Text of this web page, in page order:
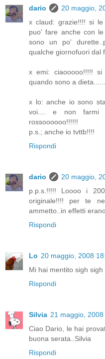
dario
20 maggio,
x claud: grazie!!!! si
puo' fare anche con
sono un po'
qualche giornofuori dal
x emi: ciaooooo!!!!!
quando sono a
x lo: anche io sono
voi.... e non farmi
rossoooooo!!!!!!
p.s.; anche io tvttb!!!!
Rispondi
dario
20 maggio,
p.p.s.!!!!! Loooo i
originale!!!! per te
ammetto..in effetti erano
Rispondi
Lo 20 maggio, 2008
Mi hai mentito sigh sigh
Rispondi
Silvia 21 maggio, 2008
Ciao Dario, le hai
buona serata..Silvia
Rispondi